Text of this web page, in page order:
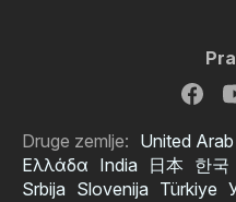
Druge zemlje: United
Ελλάδα India 日本 한국
Srbija Slovenija Türkiye